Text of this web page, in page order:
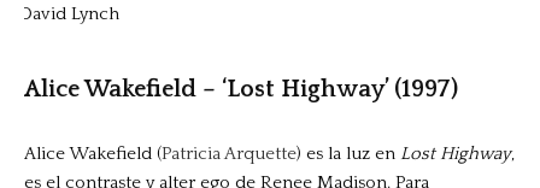
Alice Wakefield – ‘Lost Highway’ (1997)
Alice Wakefield (Patricia Arquette) es la luz en Lost Highway,
es el contraste y alter ego de Renee Madison. Para